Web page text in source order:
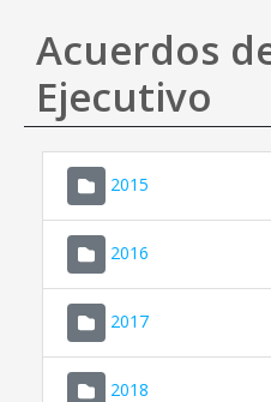
Acuerdos
Ejecutivo
2015
2016
2017
2018